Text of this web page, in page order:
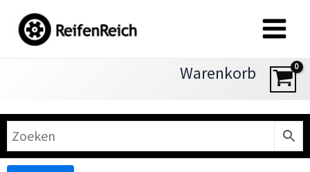
Inhalt
springen
Warenkorb